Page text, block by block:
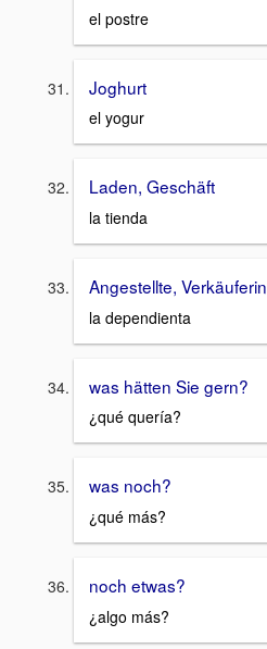
el postre
Joghurt
el yogur
Laden, Geschäft
la tienda
Angestellte, Verkäuferin
la dependienta
was hätten Sie gern?
¿qué quería?
was noch?
¿qué más?
noch etwas?
¿algo más?